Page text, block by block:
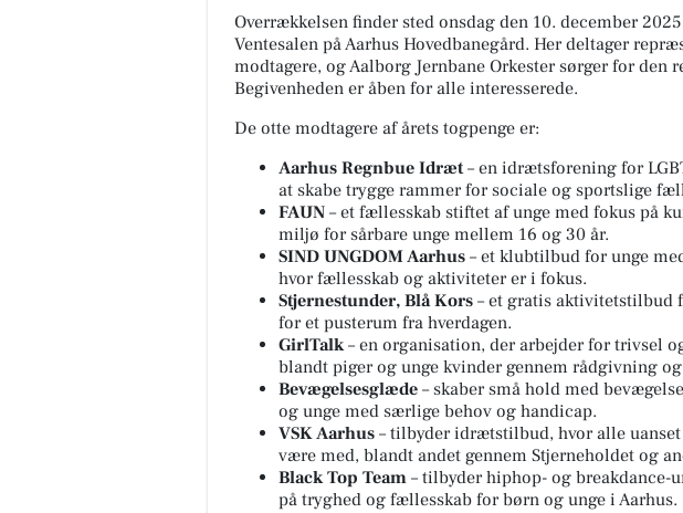
Overrækkelsen finder sted onsdag den 10. december
Ventesalen på Aarhus Hovedbanegård. Her deltager
modtagere, og Aalborg Jernbane Orkester sørger for den
Begivenheden er åben for alle interesserede.
De otte modtagere af årets togpenge er:
Aarhus Regnbue Idræt– en idrætsforening for
at skabe trygge rammer for sociale og sportslige
FAUN – et fællesskab stiftet af unge med fokus på
miljø for sårbare unge mellem 16 og 30 år.
SIND UNGDOM Aarhus – et klubtilbud for unge
hvor fællesskab og aktiviteter er i fokus.
Stjernestunder, Blå Kors – et gratis aktivitetstilbud
for et pusterum fra hverdagen.
GirlTalk– en organisation, der arbejder for trivsel
blandt piger og unge kvinder gennem rådgivning
Bevægelsesglæde – skaber små hold med
og unge med særlige behov og handicap.
VSK Aarhus – tilbyder idrætstilbud, hvor alle
være med, blandt andet gennem Stjerneholdet og
Black Top Team – tilbyder hiphop- og breakdance-
på tryghed og fællesskab for børn og unge i Aarhus.